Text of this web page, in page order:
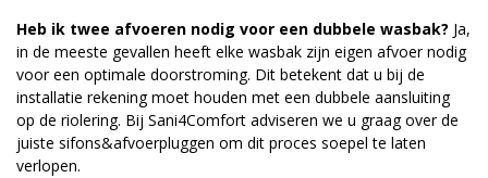
Heb ik twee afvoeren nodig voor een dubbele wasbak? Ja,
in de meeste gevallen heeft elke wasbak zijn eigen afvoer nodig
voor een optimale doorstroming. Dit betekent dat u bij de
installatie rekening moet houden met een dubbele aansluiting
op de riolering. Bij Sani4Comfort adviseren we u graag over de
juiste sifons&afvoerpluggen om dit proces soepel te laten
verlopen.